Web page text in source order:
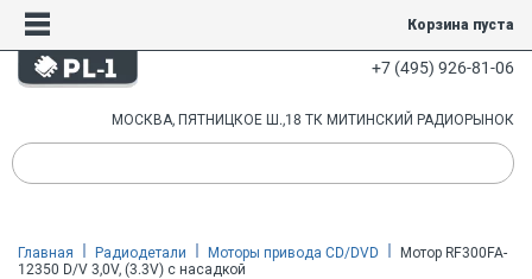
Корзина пуста
+7 (495) 926-81-06
МОСКВА, ПЯТНИЦКОЕ Ш.,18 ТК МИТИНСКИЙ РАДИОРЫНОК
Главная Радиодетали Моторы привода CD/DVD
Мотор RF300FA-
12350 D/V 3,0V, (3.3V) с насадкой